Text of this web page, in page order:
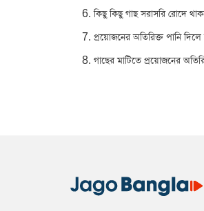
কিছু কিছু গাছ সরাসরি রোদে
প্রয়োজনের অতিরিক্ত পানি
গাছের মাটিতে প্রয়োজনের